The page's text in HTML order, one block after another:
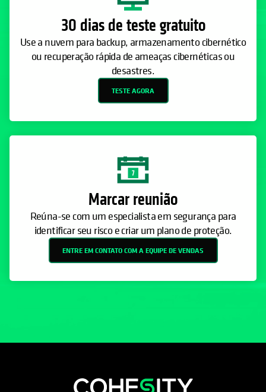
30 dias de teste gratuito
Use a nuvem para backup, armazenamento cibernético
ou recuperação rápida de ameaças cibernéticas ou
desastres.
TESTE AGORA
Marcar reunião
Reúna-se com um especialista em segurança para
identificar seu risco e criar um plano de proteção.
ENTRE EM CONTATO COM A EQUIPE DE VENDAS
opens in a new tab
opens in a new tab
opens in a new tab
opens in a new tab
opens in a new tab